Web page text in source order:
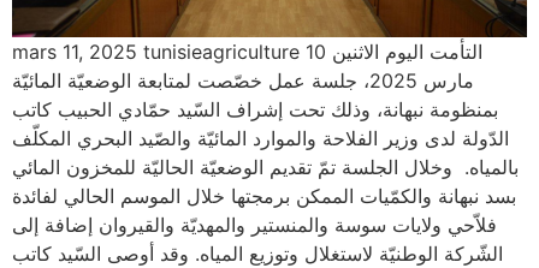
mars 11, 2025 tunisieagriculture التأمت اليوم الاثنين 10
مارس 2025، جلسة عمل خصّصت لمتابعة الوضعيّة المائيّة
بمنظومة نبهانة، وذلك تحت إشراف السّيد حمّادي الحبيب كاتب
الدّولة لدى وزير الفلاحة والموارد المائيّة والصّيد البحري المكلّف
بالمياه. وخلال الجلسة تمّ تقديم الوضعيّة الحاليّة للمخزون المائي
بسد نبهانة والكمّيات الممكن برمجتها خلال الموسم الحالي لفائدة
فلاّحي ولايات سوسة والمنستير والمهديّة والقيروان إضافة إلى
الشّركة الوطنيّة لاستغلال وتوزيع المياه. وقد أوصى السّيد كاتب